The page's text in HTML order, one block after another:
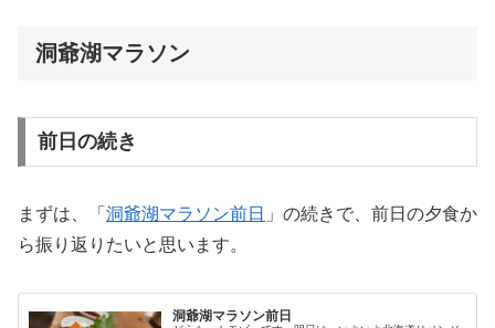
洞爺湖マラソン
前日の続き
まずは、「 洞爺湖マラソン前日 」の続きで、前日の夕食か
ら振り返りたいと思います。
洞爺湖マラソン前日